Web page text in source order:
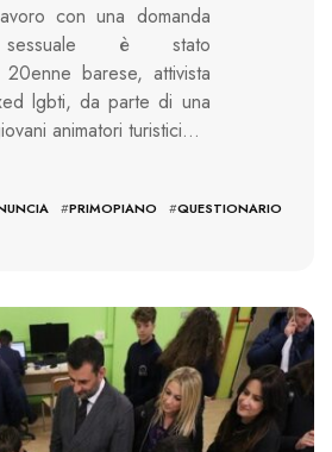
con una domanda
sessuale è stato
barese, attivista
lgbti, da parte di una
animatori turistici…
#PRIMOPIANO #QUESTIONARIO